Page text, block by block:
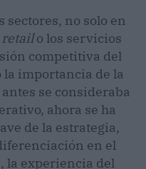
sectores, no solo en
retailo los servicios
competitiva del
importancia de la
se consideraba
ahora se ha
de la estrategia,
en el
la experiencia del